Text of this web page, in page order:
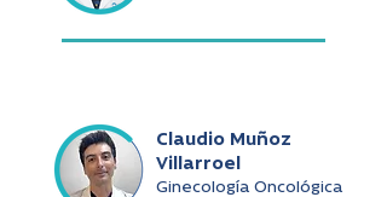
Claudio Muñoz
Villarroel
Ginecología Oncológica